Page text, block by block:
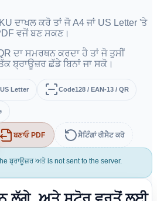
ਦਾਖਲ ਕਰੋ ਤਾਂ ਜੋ A4 ਜਾਂ US Letter 'ਤੇ
ਵਜੋਂ ਬਣ ਸਕਣ।
ਦਾ ਸਮਰਥਨ ਕਰਦਾ ਹੈ ਤਾਂ ਜੋ ਤੁਸੀਂ
ਬ੍ਰਾਊਜ਼ਰ ਛੱਡੇ ਬਿਨਾਂ ਜਾ ਸਕੋ।
Letter Code128 / EAN-13 / QR
ਬਣਾਓ PDF ਸੈਟਿੰਗਾਂ ਰੀਸੈਟ ਕਰੋ
ਬ੍ਰਾਊਜ਼ਰ ਅਤੇ is not sent to the server.